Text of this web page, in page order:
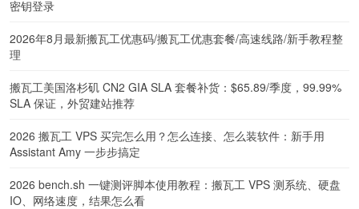
密钥登录
2026年8月最新搬瓦工优惠码/搬瓦工优惠套餐/高速线路/新手教程整
理
搬瓦工美国洛杉矶 CN2 GIA SLA 套餐补货：$65.89/季度，99.99%
SLA 保证，外贸建站推荐
2026 搬瓦工 VPS 买完怎么用？怎么连接、怎么装软件：新手用
Assistant Amy 一步步搞定
2026 bench.sh 一键测评脚本使用教程：搬瓦工 VPS 测系统、硬盘
IO、网络速度，结果怎么看